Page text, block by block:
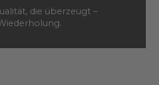
die überzeugt –